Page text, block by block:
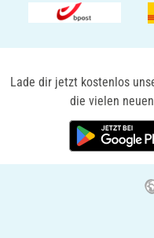
Lade dir jetzt kostenlos
die vielen